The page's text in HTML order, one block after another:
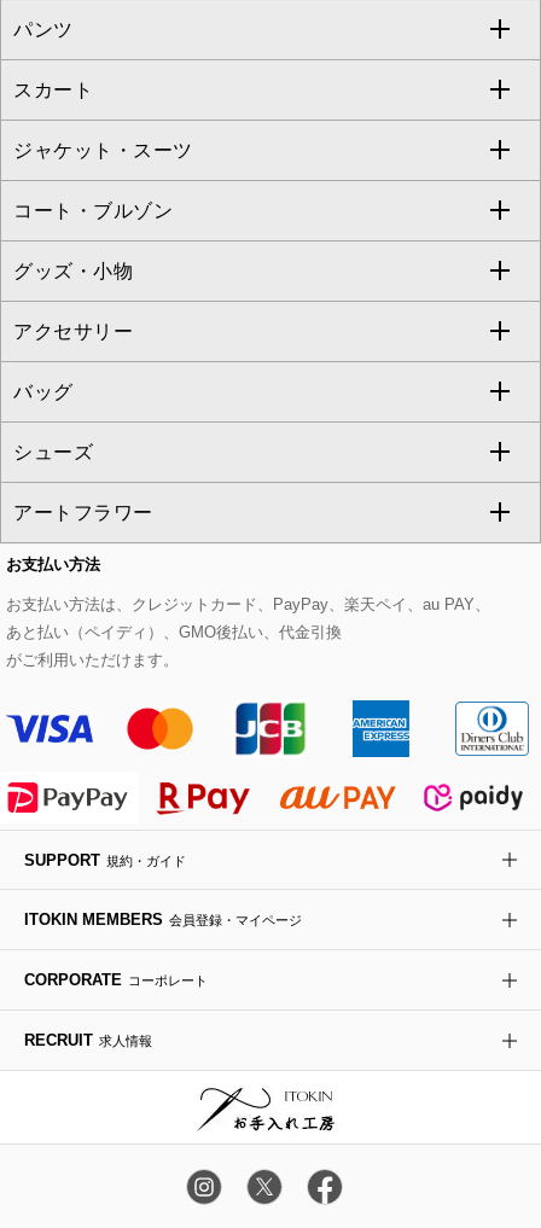
eur3
Maison de CINQ
MK MICHEL KLEIN BAG
HIROKO KOSHINO
カットソー・Tシャツ
ブラウス・シャツ
ニット・セーター
カーディガン
アンサンブルセット
ベスト・ジレ
パーカー
タンクトップ・キャミソール
スウェット・ジャージー
その他のトップス
すべてのワンピース・ドレス
ワンピース
ドレス
チュニック
ジャンパースカート
その他のワンピース・ドレス
パンツ
すべてのパンツ
フルレングスパンツ
クロップド・半端丈パンツ
ガウチョ・ワイドパンツ
ハーフ・ショート丈パンツ
サロペット・オールインワン
その他のパンツ
スカート
すべてのスカート
ロング・マキシ丈スカート
ひざ丈スカート
ミモレ丈スカート
ショート・ミニ丈スカート
その他のスカート
ジャケット・スーツ
すべてのジャケット・スーツ
テーラードジャケット
ノーカラージャケット
セットアップ
セットアップジャケット
セットアップパンツ
セットアップスカート
セットアップワンピース
コート・ブルゾン
すべてのコート・ブルゾン
トレンチコート
ピーコート
ダッフルコート
チェスターコート
モッズコート
ステンカラーコート
ライダースジャケット
デニムジャケット
ダウンジャケット・コート
グッズ・小物
すべてのグッズ・小物
マスク
ストール・マフラー・スヌード
ベルト・サスペンダー
帽子
ヘアアクセサリー
ハンカチ・バンダナ
手袋
チャーム・ストラップ
アクセサリー
すべてのアクセサリー
ネックレス
ピアス・イヤリング
ブレスレット・バングル
ブローチ・コサージュ
バッグ
すべてのバッグ
トートバッグ
ショルダーバッグ
ボストンバッグ
バックパック・リュック
ボディバッグ・メッセンジャーバッグ
トラベルバッグ
シューズ
すべてのシューズ
パンプス
スニーカー
フラットシューズ
ローファー
ドレスシューズ
アートフラワー
すべてのアートフラワー
ローズ
カサブランカ・カラー
ラナンキュラス
ポプリアレンジ＆フレグランス
お支払い方法
お支払い方法は、クレジットカード、PayPay、楽天ペイ、au PAY、
あと払い（ペイディ）、GMO後払い、代金引換
がご利用いただけます。
SUPPORT 規約・ガイド
ITOKIN MEMBERS 会員登録・マイページ
CORPORATE コーポレート
RECRUIT 求人情報